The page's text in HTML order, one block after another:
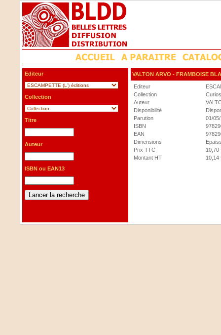
Editeur
Collection
Titre
Auteur
ISBN ou EAN13
VALTON ARVO - FRAMBOISE
Editeur
Collection
Auteur
Disponibilité
Parution
01/
ISBN
EAN
Dimensions
Prix TTC
10,70
Montant HT
10,14